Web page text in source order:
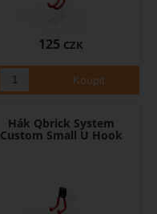
125 CZK
Hák Qbrick System
Custom Small U Hook